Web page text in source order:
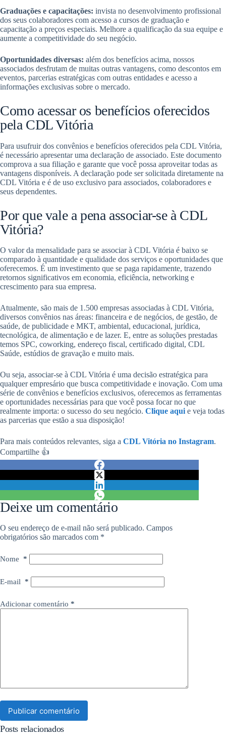
Graduações e capacitações: invista no desenvolvimento profissional
dos seus colaboradores com acesso a cursos de graduação e
capacitação a preços especiais. Melhore a qualificação da sua equipe e
aumente a competitividade do seu negócio.
Oportunidades diversas: além dos benefícios acima, nossos
associados desfrutam de muitas outras vantagens, como descontos em
eventos, parcerias estratégicas com outras entidades e acesso a
informações exclusivas sobre o mercado.
Como acessar os benefícios oferecidos
pela CDL Vitória
Para usufruir dos convênios e benefícios oferecidos pela CDL Vitória,
é necessário apresentar uma declaração de associado. Este documento
comprova a sua filiação e garante que você possa aproveitar todas as
vantagens disponíveis. A declaração pode ser solicitada diretamente na
CDL Vitória e é de uso exclusivo para associados, colaboradores e
seus dependentes.
Por que vale a pena associar-se à CDL
Vitória?
O valor da mensalidade para se associar à CDL Vitória é baixo se
comparado à quantidade e qualidade dos serviços e oportunidades que
oferecemos. É um investimento que se paga rapidamente, trazendo
retornos significativos em economia, eficiência, networking e
crescimento para sua empresa.
Atualmente, são mais de 1.500 empresas associadas à CDL Vitória,
diversos convênios nas áreas: financeira e de negócios, de gestão, de
saúde, de publicidade e MKT, ambiental, educacional, jurídica,
tecnológica, de alimentação e de lazer. E, entre as soluções prestadas
temos SPC, coworking, endereço fiscal, certificado digital, CDL
Saúde, estúdios de gravação e muito mais.
Ou seja, associar-se à CDL Vitória é uma decisão estratégica para
qualquer empresário que busca competitividade e inovação. Com uma
série de convênios e benefícios exclusivos, oferecemos as ferramentas
e oportunidades necessárias para que você possa focar no que
realmente importa: o sucesso do seu negócio. Clique aqui e veja todas
as parcerias que estão a sua disposição!
Para mais conteúdos relevantes, siga a CDL Vitória no Instagram.
Compartilhe 👍
Deixe um comentário
O seu endereço de e-mail não será publicado. Campos
obrigatórios são marcados com *
Nome *
E-mail *
Adicionar comentário *
Publicar comentário
Posts relacionados